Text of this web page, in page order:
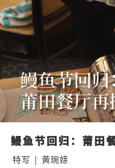
鳗鱼节回归：莆田
特写 | 黄琬媇